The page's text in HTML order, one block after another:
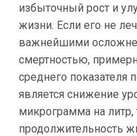
избыточный рост и
жизни. Если его не
важнейшими
смертностью,
среднего
является снижение
микрограмма на литр,
продолжительность